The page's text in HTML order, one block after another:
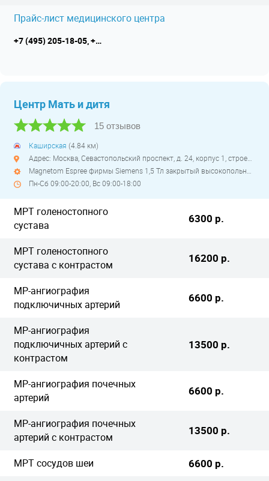
Прайс-лист медицинского центра
+7 (495) 205-18-05, +7 (495) 782-50-70, WhatsApp +7 (925) 459-15-70
Центр Мать и дитя
15 отзывов
Каширская (4.84 км)
Пн-Сб 09:00-20:00, Вс 09:00-18:00
МРТ голеностопного
сустава
6300 р.
МРТ голеностопного
сустава с контрастом
16200 р.
МР-ангиография
подключичных артерий
6600 р.
МР-ангиография
подключичных артерий с
контрастом
13500 р.
МР-ангиография почечных
артерий
6600 р.
МР-ангиография почечных
артерий с контрастом
13500 р.
МРТ сосудов шеи 6600 р.